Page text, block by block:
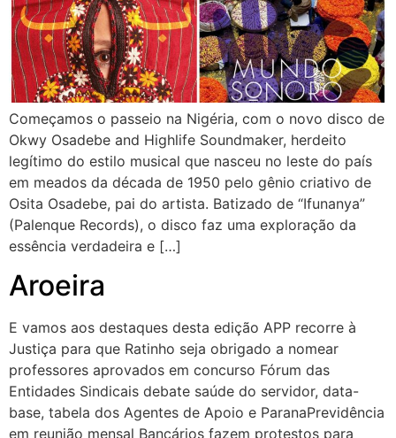
Começamos o passeio na Nigéria, com o novo disco de
Okwy Osadebe and Highlife Soundmaker, herdeito
legítimo do estilo musical que nasceu no leste do país
em meados da década de 1950 pelo gênio criativo de
Osita Osadebe, pai do artista. Batizado de “Ifunanya”
(Palenque Records), o disco faz uma exploração da
essência verdadeira e […]
Aroeira
E vamos aos destaques desta edição APP recorre à
Justiça para que Ratinho seja obrigado a nomear
professores aprovados em concurso Fórum das
Entidades Sindicais debate saúde do servidor, data-
base, tabela dos Agentes de Apoio e ParanaPrevidência
em reunião mensal Bancários fazem protestos para